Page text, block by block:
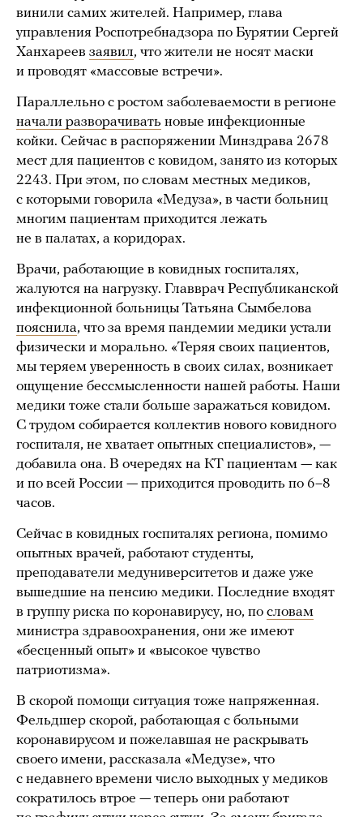
винили самих жителей. Например, глава
управления Роспотребнадзора по Бурятии Сергей
Ханхареев заявил, что жители не носят маски
и проводят «массовые встречи».
Параллельно с ростом заболеваемости в регионе
начали разворачивать новые инфекционные
койки. Сейчас в распоряжении Минздрава 2678
мест для пациентов с ковидом, занято из которых
2243. При этом, по словам местных медиков,
с которыми говорила «Медуза», в части больниц
многим пациентам приходится лежать
не в палатах, а коридорах.
Врачи, работающие в ковидных госпиталях,
жалуются на нагрузку. Главврач Республиканской
инфекционной больницы Татьяна Сымбелова
пояснила, что за время пандемии медики устали
физически и морально. «Теряя своих пациентов,
мы теряем уверенность в своих силах, возникает
ощущение бессмысленности нашей работы. Наши
медики тоже стали больше заражаться ковидом.
С трудом собирается коллектив нового ковидного
госпиталя, не хватает опытных специалистов», —
добавила она. В очередях на КТ пациентам — как
и по всей России — приходится проводить по 6–8
часов.
Сейчас в ковидных госпиталях региона, помимо
опытных врачей, работают студенты,
преподаватели медуниверситетов и даже уже
вышедшие на пенсию медики. Последние входят
в группу риска по коронавирусу, но, по словам
министра здравоохранения, они же имеют
«бесценный опыт» и «высокое чувство
патриотизма».
В скорой помощи ситуация тоже напряженная.
Фельдшер скорой, работающая с больными
коронавирусом и пожелавшая не раскрывать
своего имени, рассказала «Медузе», что
с недавнего времени число выходных у медиков
сократилось втрое — теперь они работают